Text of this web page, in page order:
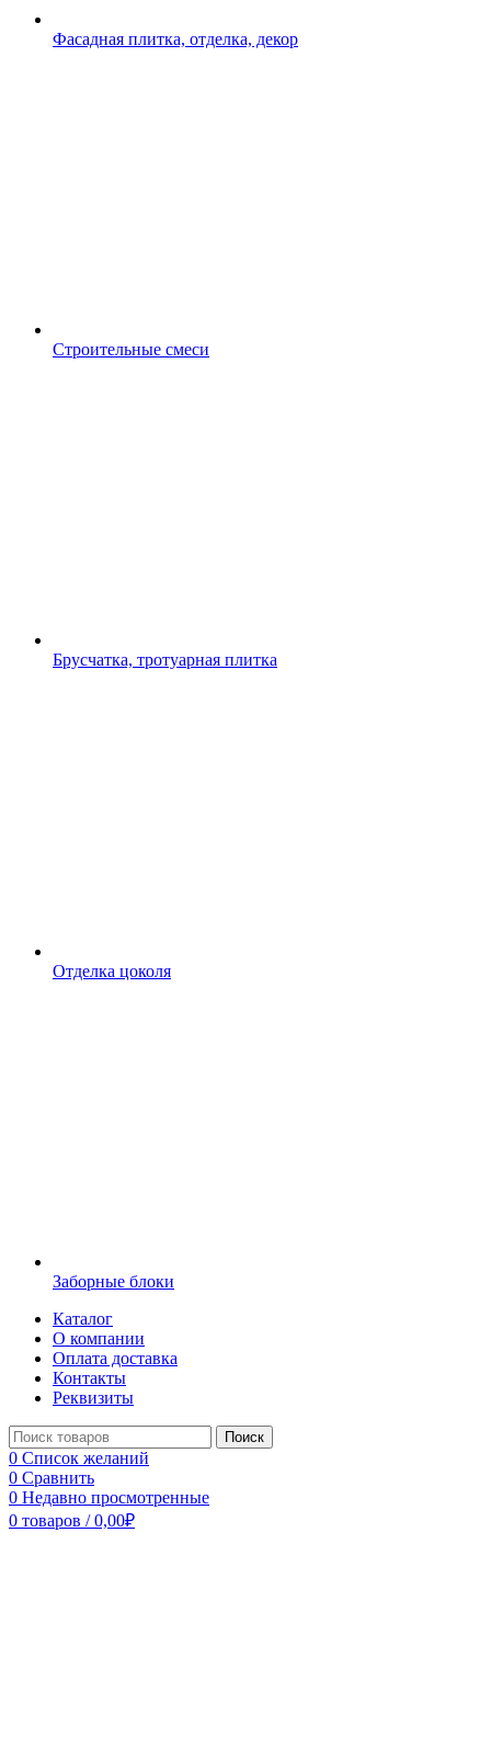
Фасадная плитка, отделка, декор
Строительные смеси
Брусчатка, тротуарная плитка
Отделка цоколя
Заборные блоки
Каталог
О компании
Оплата доставка
Контакты
Реквизиты
Поиск
0 Список желаний
0 Сравнить
0 Недавно просмотренные
0 товаров / 0,00₽